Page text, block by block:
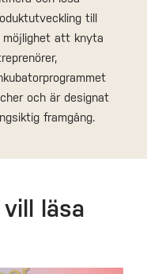
till
möjlighet att knyta
och är designat
framgång.
läsa